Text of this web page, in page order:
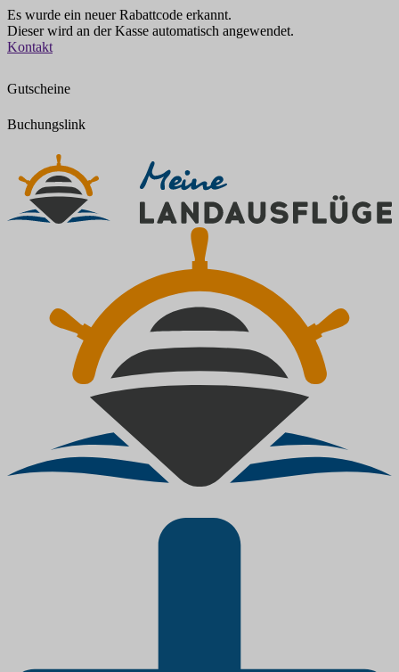
Es wurde ein neuer Rabattcode erkannt.
Dieser wird an der Kasse automatisch angewendet.
Zum
Kontakt
Gutscheine
Buchungslink